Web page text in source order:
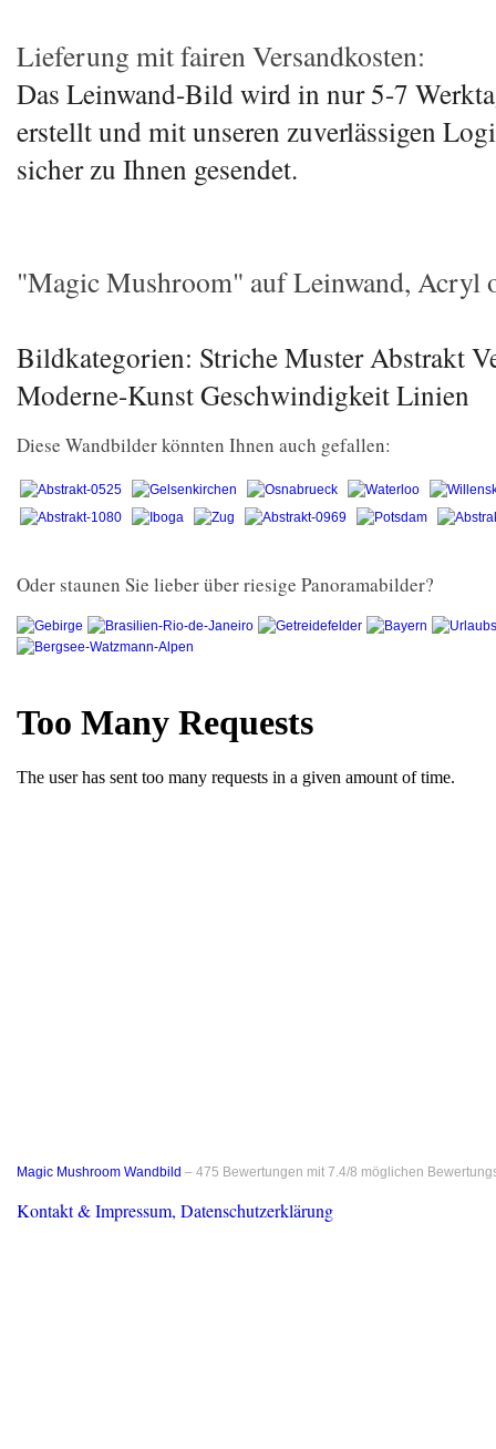
Lieferung mit fairen Versandkosten:
Das Leinwand-Bild wird in nur 5-7
erstellt und mit unseren zuverlässigen
sicher zu Ihnen gesendet.
"Magic Mushroom" auf Leinwand, Acryl
Bildkategorien: Striche Muster Abstrakt
Moderne-Kunst Geschwindigkeit Linien
Diese Wandbilder könnten Ihnen auch gefallen:
Oder staunen Sie lieber über riesige Panoramabilder?
Magic Mushroom Wandbild – 475 Bewertungen mit 7.4/8 möglichen
Kontakt & Impressum, Datenschutzerklärung